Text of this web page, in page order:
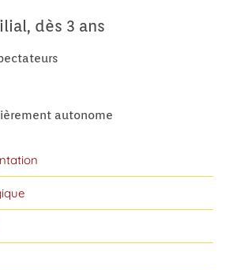
dès 3 ans
autonome